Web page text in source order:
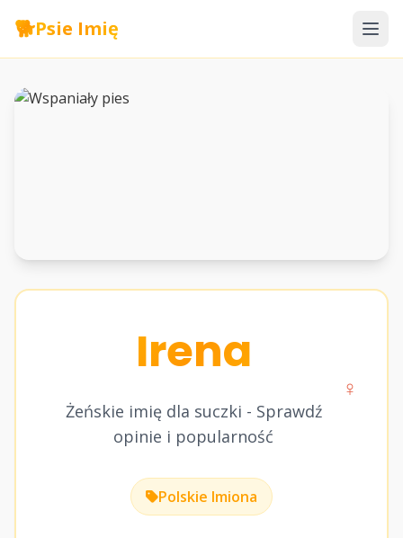
🐕Psie Imię
Irena
Żeńskie imię dla suczki - Sprawdź
opinie i popularność
♀
Polskie Imiona